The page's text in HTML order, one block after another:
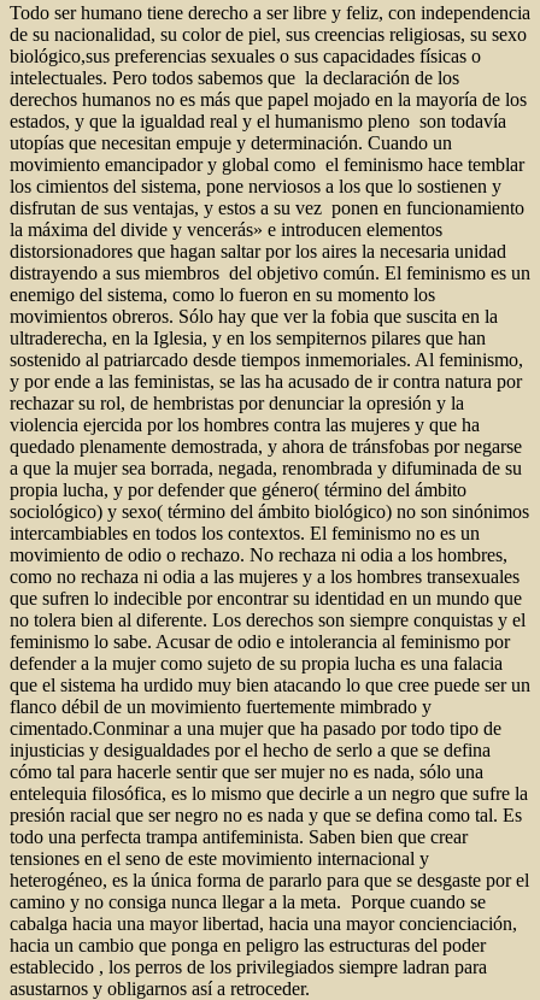
Todo ser humano tiene derecho a ser libre y feliz, con independencia
de su nacionalidad, su color de piel, sus creencias religiosas, su sexo
biológico,sus preferencias sexuales o sus capacidades físicas o
intelectuales. Pero todos sabemos que la declaración de los
derechos humanos no es más que papel mojado en la mayoría de los
estados, y que la igualdad real y el humanismo pleno son todavía
utopías que necesitan empuje y determinación. Cuando un
movimiento emancipador y global como el feminismo hace temblar
los cimientos del sistema, pone nerviosos a los que lo sostienen y
disfrutan de sus ventajas, y estos a su vez ponen en funcionamiento
la máxima del divide y vencerás» e introducen elementos
distorsionadores que hagan saltar por los aires la necesaria unidad
distrayendo a sus miembros del objetivo común. El feminismo es un
enemigo del sistema, como lo fueron en su momento los
movimientos obreros. Sólo hay que ver la fobia que suscita en la
ultraderecha, en la Iglesia, y en los sempiternos pilares que han
sostenido al patriarcado desde tiempos inmemoriales. Al feminismo,
y por ende a las feministas, se las ha acusado de ir contra natura por
rechazar su rol, de hembristas por denunciar la opresión y la
violencia ejercida por los hombres contra las mujeres y que ha
quedado plenamente demostrada, y ahora de tránsfobas por negarse
a que la mujer sea borrada, negada, renombrada y difuminada de su
propia lucha, y por defender que género( término del ámbito
sociológico) y sexo( término del ámbito biológico) no son sinónimos
intercambiables en todos los contextos. El feminismo no es un
movimiento de odio o rechazo. No rechaza ni odia a los hombres,
como no rechaza ni odia a las mujeres y a los hombres transexuales
que sufren lo indecible por encontrar su identidad en un mundo que
no tolera bien al diferente. Los derechos son siempre conquistas y el
feminismo lo sabe. Acusar de odio e intolerancia al feminismo por
defender a la mujer como sujeto de su propia lucha es una falacia
que el sistema ha urdido muy bien atacando lo que cree puede ser un
flanco débil de un movimiento fuertemente mimbrado y
cimentado.Conminar a una mujer que ha pasado por todo tipo de
injusticias y desigualdades por el hecho de serlo a que se defina
cómo tal para hacerle sentir que ser mujer no es nada, sólo una
entelequia filosófica, es lo mismo que decirle a un negro que sufre la
presión racial que ser negro no es nada y que se defina como tal. Es
todo una perfecta trampa antifeminista. Saben bien que crear
tensiones en el seno de este movimiento internacional y
heterogéneo, es la única forma de pararlo para que se desgaste por el
camino y no consiga nunca llegar a la meta. Porque cuando se
cabalga hacia una mayor libertad, hacia una mayor concienciación,
hacia un cambio que ponga en peligro las estructuras del poder
establecido , los perros de los privilegiados siempre ladran para
asustarnos y obligarnos así a retroceder.